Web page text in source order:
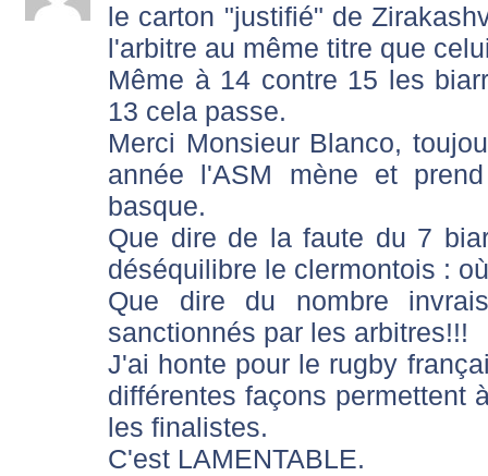
le carton "justifié" de
l'arbitre au même titre que
Même à 14 contre 15 les
13 cela passe.
Merci Monsieur Blanco,
année l'ASM mène et
basque.
Que dire de la faute du 7
déséquilibre le clermontois :
Que dire du nombre
sanctionnés par les arbitres!!!
J'ai honte pour le rugby
différentes façons permettent
les finalistes.
C'est LAMENTABLE.